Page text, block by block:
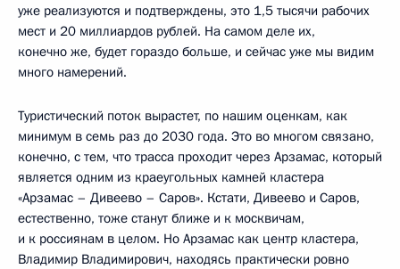
уже реализуются и подтверждены, это 1,5 тысячи рабочих
мест и 20 миллиардов рублей. На самом деле их,
конечно же, будет гораздо больше, и сейчас уже мы видим
много намерений.
Туристический поток вырастет, по нашим оценкам, как
минимум в семь раз до 2030 года. Это во многом связано,
конечно, с тем, что трасса проходит через Арзамас, который
является одним из краеугольных камней кластера
«Арзамас – Дивеево – Саров». Кстати, Дивеево и Саров,
естественно, тоже станут ближе и к москвичам,
и к россиянам в целом. Но Арзамас как центр кластера,
Владимир Владимирович, находясь практически ровно